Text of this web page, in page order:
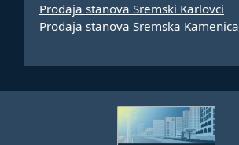
Prodaja stanova Sremski Karlovci
Prodaja stanova Sremska Kamenica